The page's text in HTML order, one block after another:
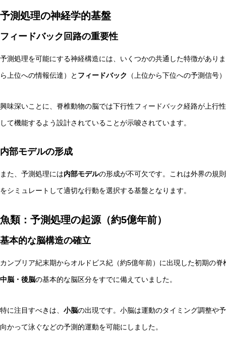
予測処理の神経学的基盤
フィードバック回路の重要性
予測処理を可能にする神経構造には、いくつかの共通した特徴があり
ら上位への情報伝達）と フィードバック （上位から下位への予測信号
興味深いことに、脊椎動物の脳では下行性フィードバック経路が上行
して機能するよう設計されていることが示唆されています。
内部モデルの形成
また、予測処理には内部モデルの形成が不可欠です。これは外界の規
をシミュレートして適切な行動を選択する基盤となります。
魚類：予測処理の起源（約5億年前）
基本的な脳構造の確立
カンブリア紀末期からオルドビス紀（約5億年前）に出現した初期の
中脳・後脳の基本的な脳区分をすでに備えていました。
特に注目すべきは、 小脳の出現です。小脳は運動のタイミング調整や
向かって泳ぐなどの予測的運動を可能にしました。